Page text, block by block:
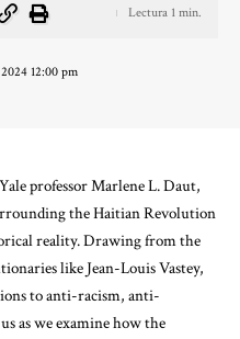
12:00 pm
Lectura 1 min.
professor Marlene L. Daut,
the Haitian Revolution
reality. Drawing from the
like Jean-Louis Vastey,
to anti-racism, anti-
as we examine how the